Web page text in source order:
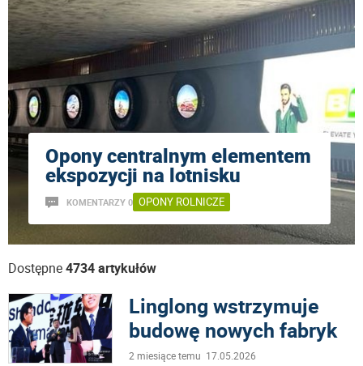
Opony centralnym elementem
ekspozycji na lotnisku
KOMENTARZY 0 OPONY ROLNICZE
Dostępne4734 artykułów
Linglong wstrzymuje
budowę nowych fabryk
2 miesiące temu 17.05.2026